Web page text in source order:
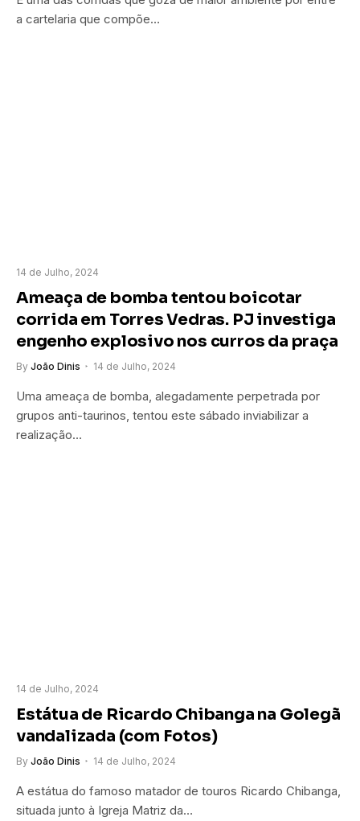
a cartelaria que compõe…
14 de Julho, 2024
Ameaça de bomba tentou boicotar
corrida em Torres Vedras. PJ investiga
engenho explosivo nos curros da praça
By João Dinis 14 de Julho, 2024
Uma ameaça de bomba, alegadamente perpetrada por
grupos anti-taurinos, tentou este sábado inviabilizar a
realização…
14 de Julho, 2024
Estátua de Ricardo Chibanga na Golegã
vandalizada (com Fotos)
By João Dinis 14 de Julho, 2024
A estátua do famoso matador de touros Ricardo Chibanga,
situada junto à Igreja Matriz da…